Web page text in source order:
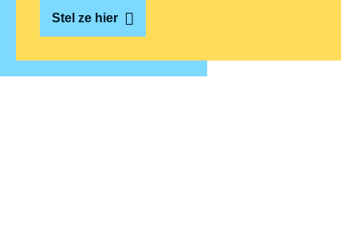
Stel ze hier